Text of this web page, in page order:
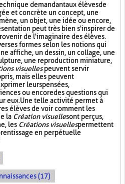
demandant aux élèves de
et concrète un concept, une
un objet, une idée ou encore,
peut très bien s'inspirer de
de l'imaginaire des élèves.
formes selon les notions qui
affiche, un dessin, un collage, une
une reproduction miniature,
visuellespeuvent servir
mais elles peuvent
leurs pensées,
ou encore des questions qui
eux. Une telle activité permet à
élèves de voir comment les
la Création visuellesont perçus,
les Créations visuellespermettent
en perpétuelle
(17)